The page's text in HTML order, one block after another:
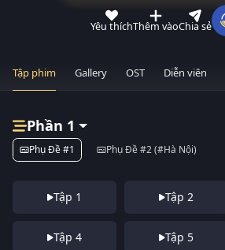
Yêu thíchThêm vàoChia sẻ
Tập phim Gallery OST Diễn viên
Phần 1
Phụ Đề #1 Phụ Đề #2 (#Hà Nội)
Tập 1 Tập 2
Tập 4 Tập 5